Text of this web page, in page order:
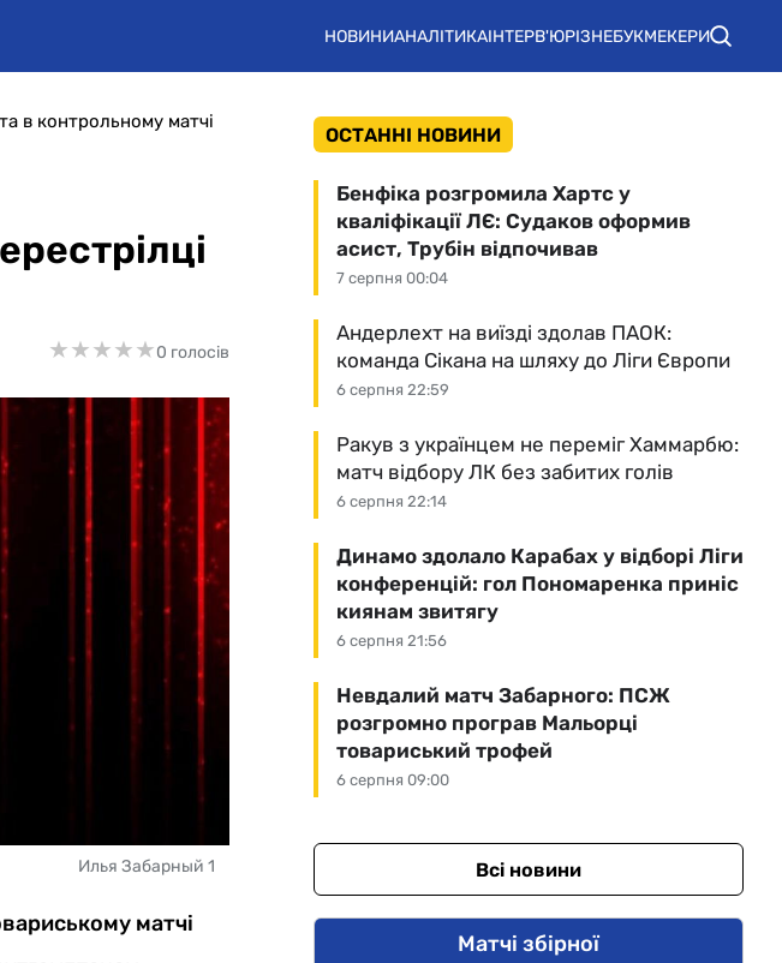
НОВИНИАНАЛІТИКАІНТЕРВ'ЮРІЗНЕБУКМЕКЕРИ
в контрольному матчі
★★★★★
★★★★★0 голосів
Илья Забарный 1
матчі
ОСТАННІ НОВИНИ
7 серпня 00:04
Бенфіка розгромила Хартс у
кваліфікації ЛЄ: Судаков оформив
асист, Трубін відпочивав
6 серпня 22:59
Андерлехт на виїзді здолав ПАОК:
команда Сікана на шляху до Ліги Європи
6 серпня 22:14
Ракув з українцем не переміг Хаммарбю:
матч відбору ЛК без забитих голів
6 серпня 21:56
Динамо здолало Карабах у відборі Ліги
конференцій: гол Пономаренка приніс
киянам звитягу
6 серпня 09:00
Невдалий матч Забарного: ПСЖ
розгромно програв Мальорці
товариський трофей
Всі новини
Матчі збірної